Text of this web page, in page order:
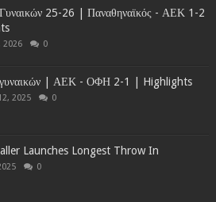
25-26 | Παναθηναϊκός - ΑΕΚ 1-2
2026 0
γυναικών | ΑΕΚ - ΟΦΗ 2-1 | Highlights
2025 0
Launches Longest Throw In
0